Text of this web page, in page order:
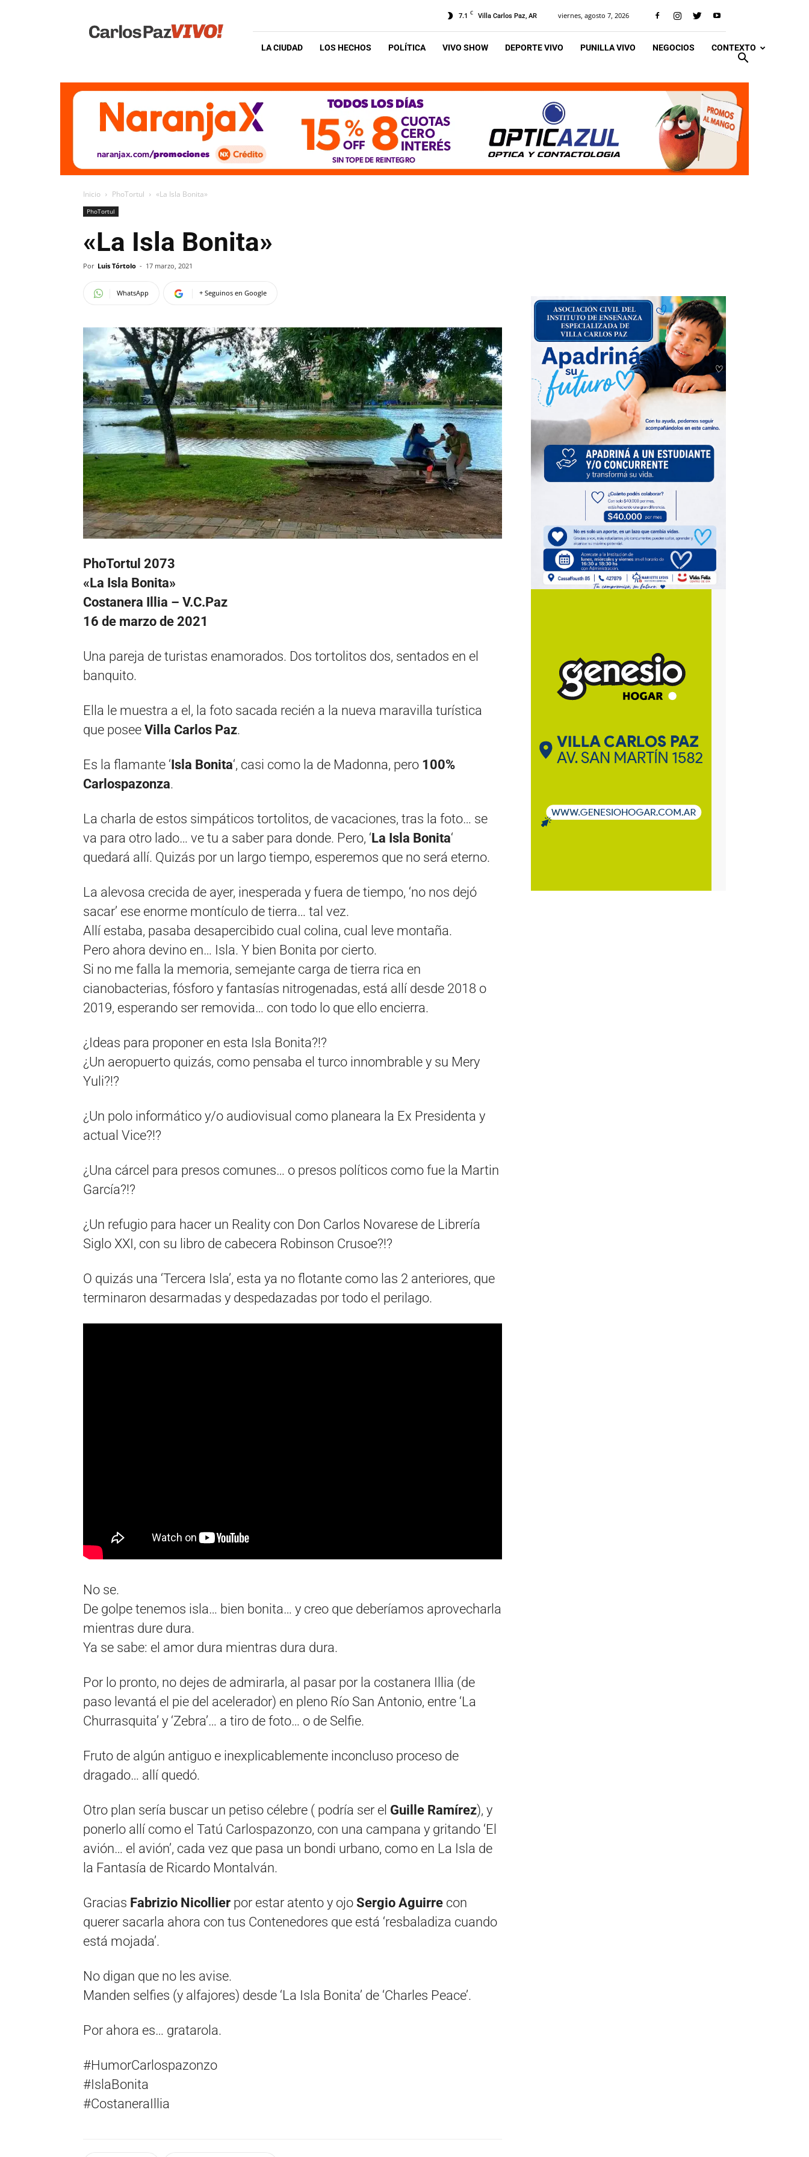
Vivo
7.1 C Villa Carlos Paz, AR viernes, agosto 7, 2026
LA CIUDAD LOS HECHOS POLÍTICA VIVO SHOW DEPORTE VIVO PUNILLA VIVO NEGOCIOS CONTEXTO
Inicio PhoTortul «La Isla Bonita»
PhoTortul
«La Isla Bonita»
Por Luis Tórtolo - 17 marzo, 2021
WhatsApp + Seguinos en Google
PhoTortul 2073
«La Isla Bonita»
Costanera Illia – V.C.Paz
16 de marzo de 2021
Una pareja de turistas enamorados. Dos tortolitos dos, sentados en el
banquito.
Ella le muestra a el, la foto sacada recién a la nueva maravilla turística
que posee Villa Carlos Paz.
Es la flamante ‘Isla Bonita‘, casi como la de Madonna, pero 100%
Carlospazonza.
La charla de estos simpáticos tortolitos, de vacaciones, tras la foto… se
va para otro lado… ve tu a saber para donde. Pero, ‘La Isla Bonita‘
quedará allí. Quizás por un largo tiempo, esperemos que no será eterno.
La alevosa crecida de ayer, inesperada y fuera de tiempo, ‘no nos dejó
sacar’ ese enorme montículo de tierra… tal vez.
Allí estaba, pasaba desapercibido cual colina, cual leve montaña.
Pero ahora devino en… Isla. Y bien Bonita por cierto.
Si no me falla la memoria, semejante carga de tierra rica en
cianobacterias, fósforo y fantasías nitrogenadas, está allí desde 2018 o
2019, esperando ser removida… con todo lo que ello encierra.
¿Ideas para proponer en esta Isla Bonita?!?
¿Un aeropuerto quizás, como pensaba el turco innombrable y su Mery
Yuli?!?
¿Un polo informático y/o audiovisual como planeara la Ex Presidenta y
actual Vice?!?
¿Una cárcel para presos comunes… o presos políticos como fue la Martin
García?!?
¿Un refugio para hacer un Reality con Don Carlos Novarese de Librería
Siglo XXI, con su libro de cabecera Robinson Crusoe?!?
O quizás una ‘Tercera Isla’, esta ya no flotante como las 2 anteriores, que
terminaron desarmadas y despedazadas por todo el perilago.
No se.
De golpe tenemos isla… bien bonita… y creo que deberíamos aprovecharla
mientras dure dura.
Ya se sabe: el amor dura mientras dura dura.
Por lo pronto, no dejes de admirarla, al pasar por la costanera Illia (de
paso levantá el pie del acelerador) en pleno Río San Antonio, entre ‘La
Churrasquita’ y ‘Zebra’… a tiro de foto… o de Selfie.
Fruto de algún antiguo e inexplicablemente inconcluso proceso de
dragado… allí quedó.
Otro plan sería buscar un petiso célebre ( podría ser el Guille Ramírez), y
ponerlo allí como el Tatú Carlospazonzo, con una campana y gritando ‘El
avión… el avión’, cada vez que pasa un bondi urbano, como en La Isla de
la Fantasía de Ricardo Montalván.
Gracias Fabrizio Nicollier por estar atento y ojo Sergio Aguirre con
querer sacarla ahora con tus Contenedores que está ‘resbaladiza cuando
está mojada’.
No digan que no les avise.
Manden selfies (y alfajores) desde ‘La Isla Bonita’ de ‘Charles Peace’.
Por ahora es… gratarola.
#HumorCarlospazonzo
#IslaBonita
#CostaneraIllia